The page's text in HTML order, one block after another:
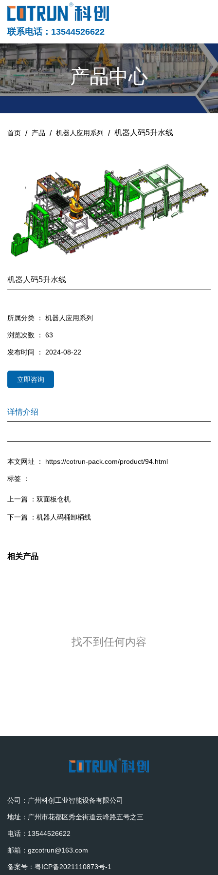
联系电话：13544526622
产品中心
首页 / 产品 / 机器人应用系列 / 机器人码5升水线
机器人码5升水线
所属分类 ： 机器人应用系列
浏览次数 ： 63
发布时间 ： 2024-08-22
立即咨询
详情介绍
本文网址 ： https://cotrun-pack.com/product/94.html
标签 ：
上一篇 ： 双面板仓机
下一篇 ： 机器人码桶卸桶线
相关产品
找不到任何内容
公司：广州科创工业智能设备有限公司
地址：广州市花都区秀全街道云峰路五号之三
电话：13544526622
邮箱：gzcotrun@163.com
备案号： 粤ICP备2021110873号-1